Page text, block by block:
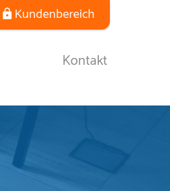
Kundenbereich
Kontakt